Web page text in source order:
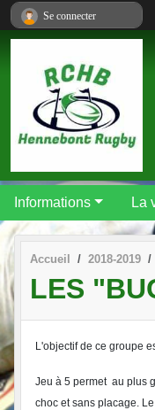
Informations La
Accueil 2018-2019
LES
L'objectif de ce groupe
Jeu à 5 permet au plus
choc et sans placage.
Se connecter
Panneau de gestion des